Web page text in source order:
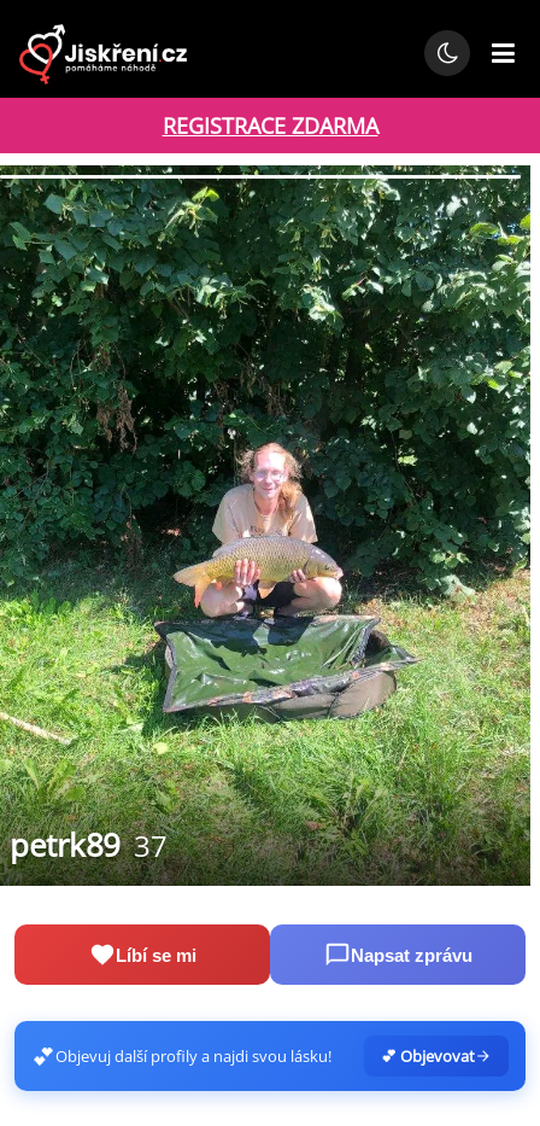
REGISTRACE ZDARMA
petrk89 37
Líbí se mi Napsat zprávu
💕Objevuj další profily a najdi svou lásku! 💕 Objevovat